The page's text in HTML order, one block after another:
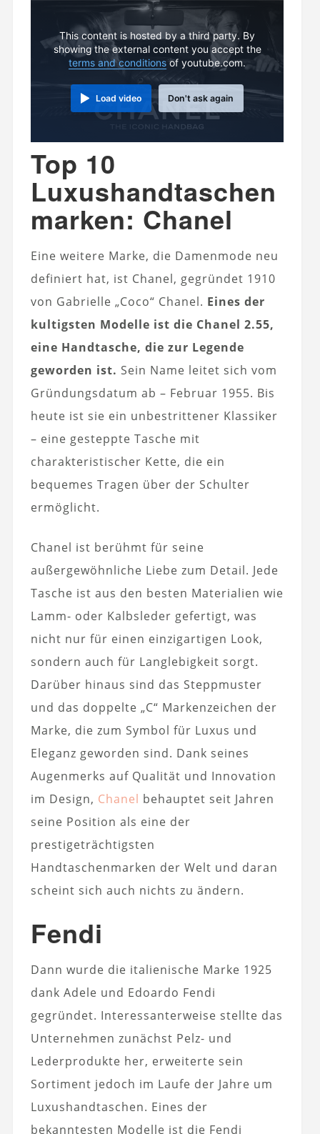
This content is hosted by a third party. By
showing the external content you accept the
terms and conditionsof youtube.com.
Load video Don't ask again
Top 10
Luxushandtaschen
marken: Chanel
Eine weitere Marke, die Damenmode neu
definiert hat, ist Chanel, gegründet 1910
von Gabrielle „Coco“ Chanel. Eines der
kultigsten Modelle ist die Chanel 2.55,
eine Handtasche, die zur Legende
geworden ist. Sein Name leitet sich vom
Gründungsdatum ab – Februar 1955. Bis
heute ist sie ein unbestrittener Klassiker
– eine gesteppte Tasche mit
charakteristischer Kette, die ein
bequemes Tragen über der Schulter
ermöglicht.
Chanel ist berühmt für seine
außergewöhnliche Liebe zum Detail. Jede
Tasche ist aus den besten Materialien wie
Lamm- oder Kalbsleder gefertigt, was
nicht nur für einen einzigartigen Look,
sondern auch für Langlebigkeit sorgt.
Darüber hinaus sind das Steppmuster
und das doppelte „C“ Markenzeichen der
Marke, die zum Symbol für Luxus und
Eleganz geworden sind. Dank seines
Augenmerks auf Qualität und Innovation
im Design, Chanel behauptet seit Jahren
seine Position als eine der
prestigeträchtigsten
Handtaschenmarken der Welt und daran
scheint sich auch nichts zu ändern.
Fendi
Dann wurde die italienische Marke 1925
dank Adele und Edoardo Fendi
gegründet. Interessanterweise stellte das
Unternehmen zunächst Pelz- und
Lederprodukte her, erweiterte sein
Sortiment jedoch im Laufe der Jahre um
Luxushandtaschen. Eines der
bekanntesten Modelle ist die Fendi